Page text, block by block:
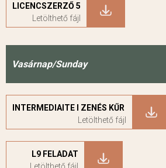
LICENCSZERZŐ 5
Vasárnap/Sunday
INTERMEDIAITE I ZENÉS KŰR
L9 FELADAT